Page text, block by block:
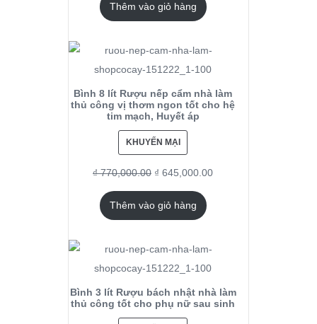
Thêm vào giỏ hàng
Bình 8 lít Rượu nếp cẩm nhà làm
thủ công vị thơm ngon tốt cho hệ
tim mạch, Huyết áp
KHUYẾN MẠI
₫770,000.00 ₫ 645,000.00
Thêm vào giỏ hàng
Bình 3 lít Rượu bách nhật nhà làm
thủ công tốt cho phụ nữ sau sinh